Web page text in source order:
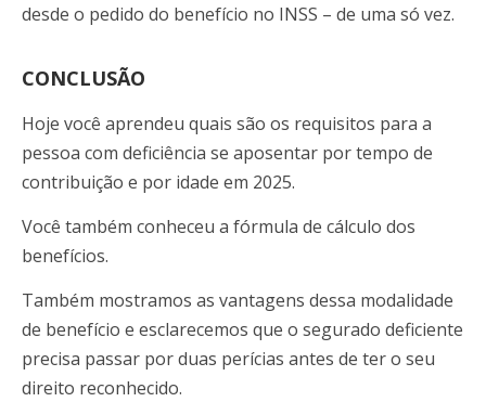
desde o pedido do benefício no INSS – de uma só vez.
CONCLUSÃO
Hoje você aprendeu quais são os requisitos para a
pessoa com deficiência se aposentar por tempo de
contribuição e por idade em 2025.
Você também conheceu a fórmula de cálculo dos
benefícios.
Também mostramos as vantagens dessa modalidade
de benefício e esclarecemos que o segurado deficiente
precisa passar por duas perícias antes de ter o seu
direito reconhecido.